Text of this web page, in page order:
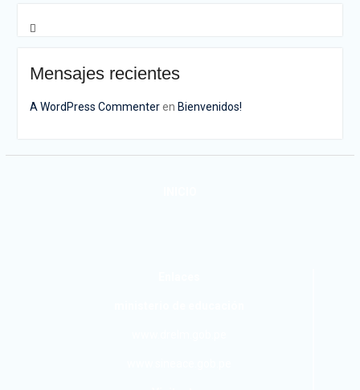
Mensajes recientes
A WordPress Commenteren Bienvenidos!